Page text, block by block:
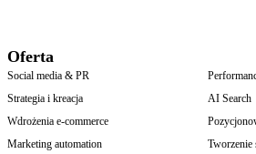
Oferta
Social media & PR
Strategia i kreacja
AI Search
Wdrożenia e-commerce
Marketing automation
Tworzenie